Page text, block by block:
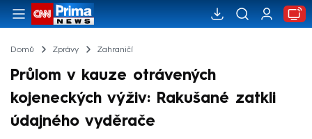
Domů Zprávy Zahraničí
Průlom v kauze otrávených
kojeneckých výživ: Rakušané zatkli
údajného vyděrače